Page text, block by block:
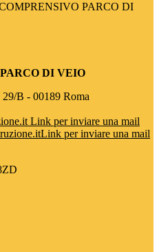
PARCO DI
DI VEIO
B - 00189 Roma
Link per inviare una mail
Link per inviare una mail